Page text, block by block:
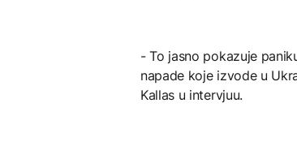
- To jasno pokazuje
napade koje izvode u
Kallas u intervjuu.